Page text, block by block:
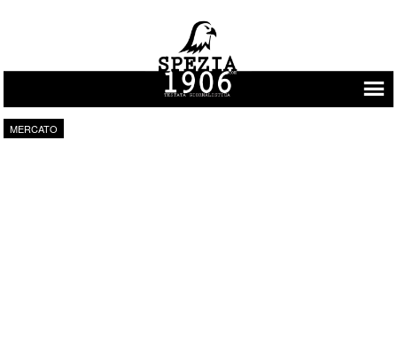
Vai al contenuto
MERCATO